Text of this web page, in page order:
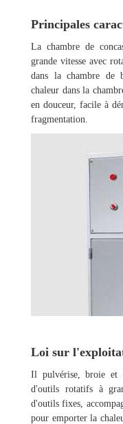
Principales
La chambre de
grande vitesse avec
dans la chambre de
chaleur dans la
en douceur, facile à
fragmentation.
Loi sur
Il pulvérise, broie et
d'outils rotatifs à
d'outils fixes,
pour emporter la